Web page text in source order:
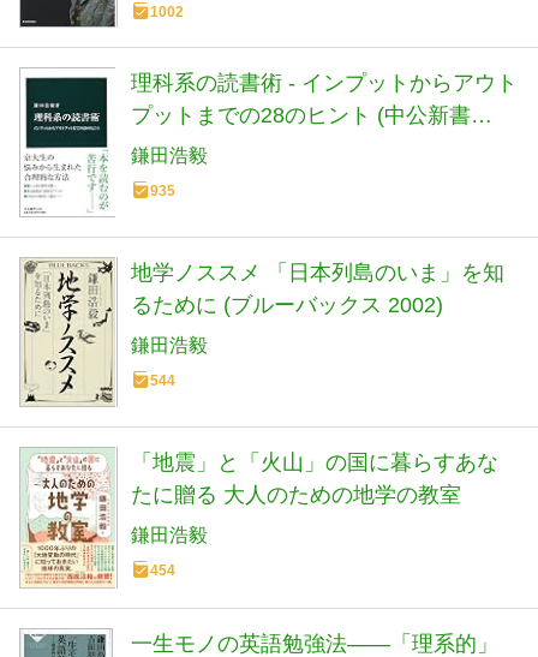
1002
理科系の読書術 - インプットからアウト
プットまでの28のヒント (中公新書
2480)
鎌田浩毅
935
地学ノススメ 「日本列島のいま」を知
るために (ブルーバックス 2002)
鎌田浩毅
544
「地震」と「火山」の国に暮らすあな
たに贈る 大人のための地学の教室
鎌田浩毅
454
一生モノの英語勉強法――「理系的」